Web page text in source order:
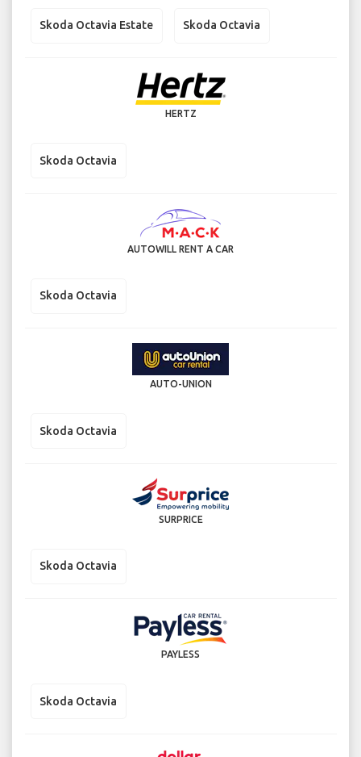
Skoda Octavia Estate Skoda Octavia
HERTZ
Skoda Octavia
AUTOWILL RENT A CAR
Skoda Octavia
AUTO-UNION
Skoda Octavia
SURPRICE
Skoda Octavia
PAYLESS
Skoda Octavia